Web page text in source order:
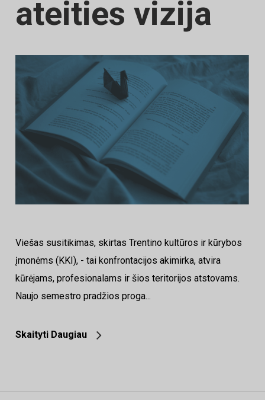
ateities vizija
Viešas susitikimas, skirtas Trentino kultūros ir kūrybos
įmonėms (KKI), - tai konfrontacijos akimirka, atvira
kūrėjams, profesionalams ir šios teritorijos atstovams.
Naujo semestro pradžios proga...
Skaityti Daugiau